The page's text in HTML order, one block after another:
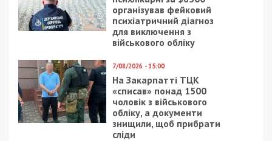
організував фейковий
психіатричний діагноз
для виключення з
військового обліку
7/08/2026 - 15:00
На Закарпатті ТЦК
«списав» понад 1500
чоловік з військового
обліку, а документи
знищили, щоб прибрати
сліди